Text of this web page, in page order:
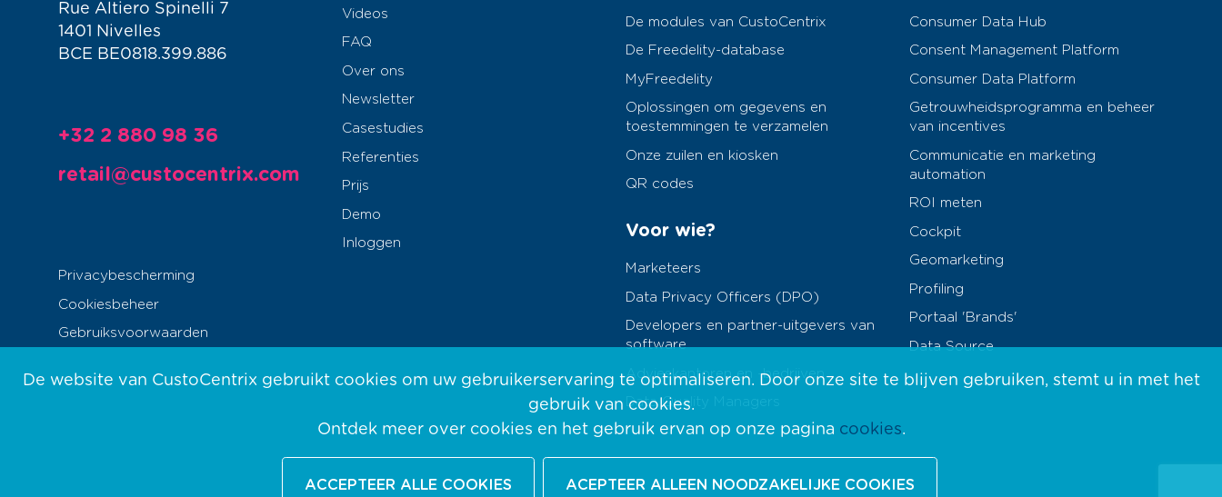
De website van CustoCentrix gebruikt cookies om uw gebruikerservaring te optimaliseren. Door onze site te blijven gebruiken, stemt u in met het
gebruik van cookies.
Ontdek meer over cookies en het gebruik ervan op onze pagina cookies.
ACCEPTEER ALLE COOKIES ACEPTEER ALLEEN NOODZAKELIJKE COOKIES
Rue Altiero Spinelli 7
1401 Nivelles
BCE BE0818.399.886
+32 2 880 98 36
retail@custocentrix.com
Privacybescherming
Cookiesbeheer
Gebruiksvoorwaarden
Videos
FAQ
Over ons
Newsletter
Casestudies
Referenties
Prijs
Demo
Inloggen
De modules van CustoCentrix
De Freedelity-database
MyFreedelity
Oplossingen om gegevens en
toestemmingen te verzamelen
Onze zuilen en kiosken
QR codes
Voor wie?
Marketeers
Data Privacy Officers (DPO)
Developers en partner-uitgevers van
software
Advieskantoren en -bedrijven
Data Quality Managers
Consumer Data Hub
Consent Management Platform
Consumer Data Platform
Getrouwheidsprogramma en beheer
van incentives
Communicatie en marketing
automation
ROI meten
Cockpit
Geomarketing
Profiling
Portaal 'Brands'
Data Source